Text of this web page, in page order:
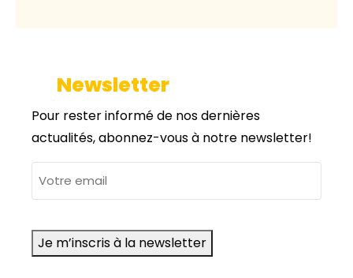
Newsletter
Pour rester informé de nos dernières
actualités, abonnez-vous à notre newsletter!
Je m’inscris à la newsletter